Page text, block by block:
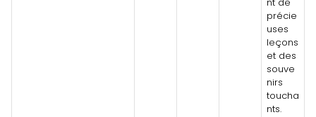
précie
uses
leçons
et des
souve
nirs
toucha
nts.